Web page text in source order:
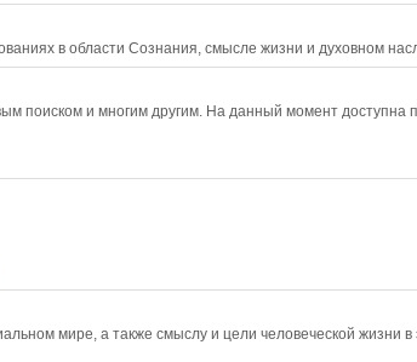
в области Сознания, смысле жизни и духовном
поиском и многим другим. На данный момент доступна
мире, а также смыслу и цели человеческой жизни в